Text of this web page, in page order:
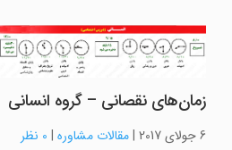
زمان‌های نقصانی – گروه انسانی
6 جولای 2017 |مقالات مشاوره | 0 نظر